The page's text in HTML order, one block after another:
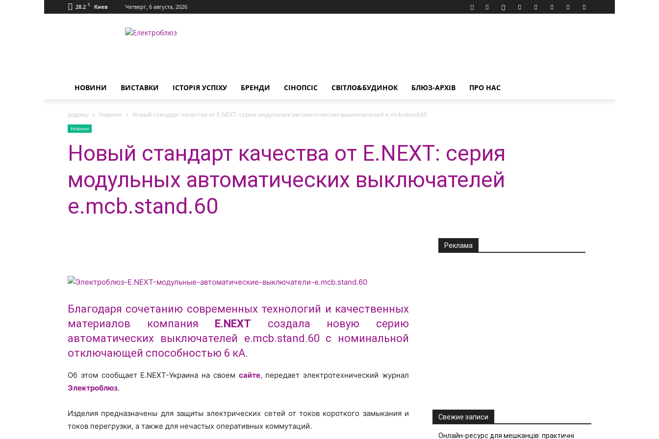
28.2 C Киев Четверг, 6 августа, 2026
Електроблюз
НОВИНИ ВИСТАВКИ ІСТОРІЯ УСПІХУ БРЕНДИ СІНОПСІС СВІТЛО&БУДИНОК БЛЮЗ-АРХІВ ПРО НАС
додому Новини Новый стандарт качества от E.NEXT: серия модульных автоматических выключателей e.mcb.stand.60
Новини
Новый стандарт качества от E.NEXT: серия
модульных автоматических выключателей
e.mcb.stand.60
Благодаря сочетанию современных технологий и качественных
материалов компания E.NEXT создала новую серию
автоматических выключателей e.mcb.stand.60 с номинальной
отключающей способностью 6 кА.
Об этом сообщает E.NEXT-Украина на своем сайте, передает электротехнический журнал
Электроблюз.
Изделия предназначены для защиты электрических сетей от токов короткого замыкания и
токов перегрузки, а также для нечастых оперативных коммутаций.
Реклама
Свежие записи
Онлайн-ресурс для мешканців: практичні